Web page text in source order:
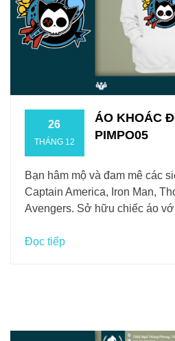
26
THÁNG 12
ÁO KHOÁC
PIMPO05
Bạn hâm mộ và đam mê các
Captain America, Iron Man,
Avengers. Sở hữu chiếc áo
Đọc tiếp